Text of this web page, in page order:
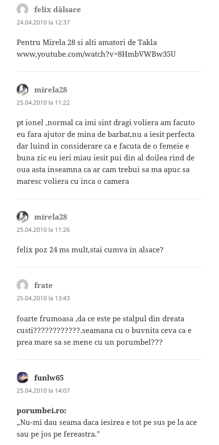
felix d´alsace
24.04.2010 la 12:37
Pentru Mirela 28 si alti amatori de Takla
www,youtube.com/watch?v=8HmbVWBw35U
mirela28
25.04.2010 la 11:22
pt ionel ,normal ca imi sint dragi voliera am facuto
eu fara ajutor de mina de barbat,nu a iesit perfecta
dar luind in considerare ca e facuta de o femeie e
buna zic eu ieri miau iesit pui din al doilea rind de
oua asta inseamna ca ar cam trebui sa ma apuc sa
maresc voliera cu inca o camera
mirela28
25.04.2010 la 11:26
felix poz 24 ms mult,stai cumva in alsace?
frate
25.04.2010 la 13:43
foarte frumoasa ,da ce este pe stalpul din dreata
custi????????????.seamana cu o buvnita ceva ca e
prea mare sa se mene cu un porumbel???
funlw65
25.04.2010 la 14:07
porumbei.ro:
„Nu-mi dau seama daca iesirea e tot pe sus pe la ace
sau pe jos pe fereastra.”